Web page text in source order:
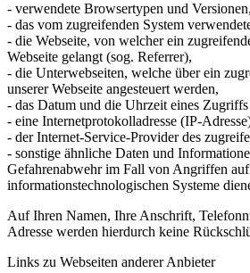
- verwendete Browsertypen und Versionen,
- das vom zugreifenden System
- die Webseite, von welcher ein
Webseite gelangt (sog. Referrer),
- die Unterwebseiten, welche über ein
unserer Webseite angesteuert werden,
- das Datum und die Uhrzeit eines Zugriffs
- eine Internetprotokolladresse (IP-
- der Internet-Service-Provider des
- sonstige ähnliche Daten und
Gefahrenabwehr im Fall von Angriffen auf
informationstechnologischen Systeme
Auf Ihren Namen, Ihre Anschrift,
Adresse werden hierdurch keine
Links zu Webseiten anderer Anbieter